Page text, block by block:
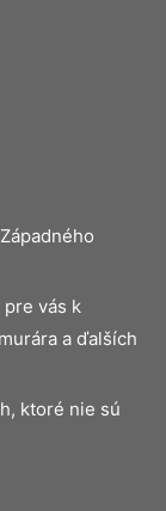
vás k
a ďalších
ktoré nie sú